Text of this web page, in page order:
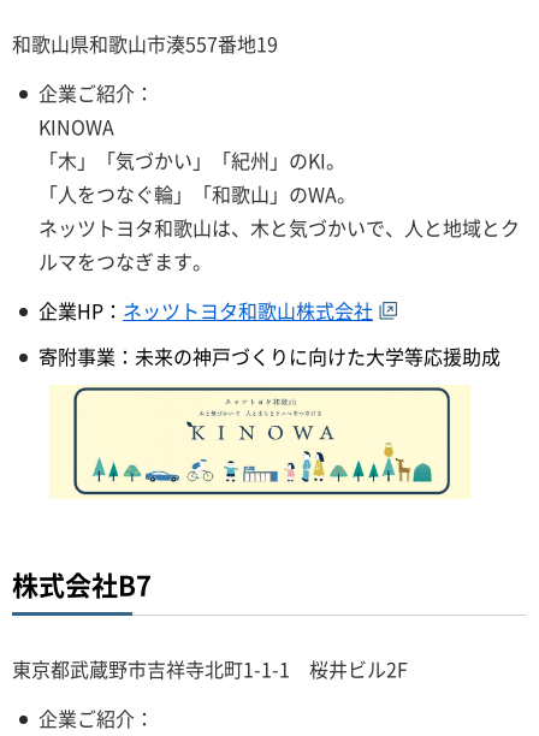
和歌山県和歌山市湊557番地19
企業ご紹介：
KINOWA
「木」「気づかい」「紀州」のKI。
「人をつなぐ輪」「和歌山」のWA。
ネッツトヨタ和歌山は、木と気づかいで、人と地域とク
ルマをつなぎます。
企業HP： ネッツトヨタ和歌山株式会社
寄附事業：未来の神戸づくりに向けた大学等応援助成
株式会社B7
東京都武蔵野市吉祥寺北町1-1-1 桜井ビル2F
企業ご紹介：